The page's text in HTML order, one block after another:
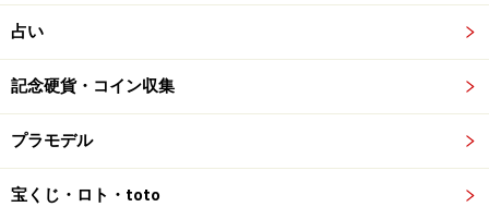
占い
記念硬貨・コイン収集
プラモデル
宝くじ・ロト・toto